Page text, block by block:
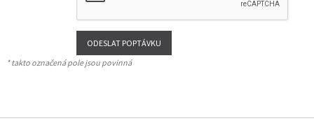
* takto označená pole jsou povinná